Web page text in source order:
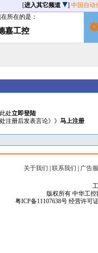
[进入其它频道 ] 中国自动
所在的是：
嘉工控
处立即登陆
注册后发表言论》》 马上注册
关于我们 联系我们 广告
版权所有 中华工控
粤ICP备11107638号 经营许可